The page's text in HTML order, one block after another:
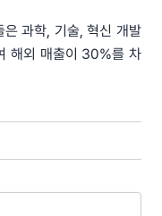
과학, 기술, 혁신 개발
해외 매출이 30%를 차